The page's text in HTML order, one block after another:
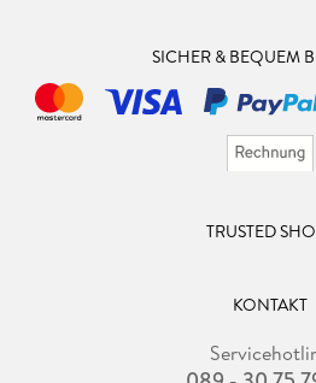
SICHER & BEQUEM
TRUSTED
KONTAKT